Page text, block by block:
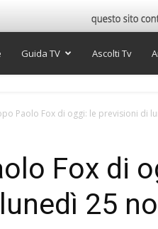
Guida TV Ascolti Tv
Paolo Fox di oggi: le previsioni di
Fox di
25